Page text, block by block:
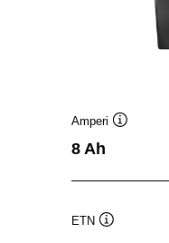
Amperi
8 Ah
ETN